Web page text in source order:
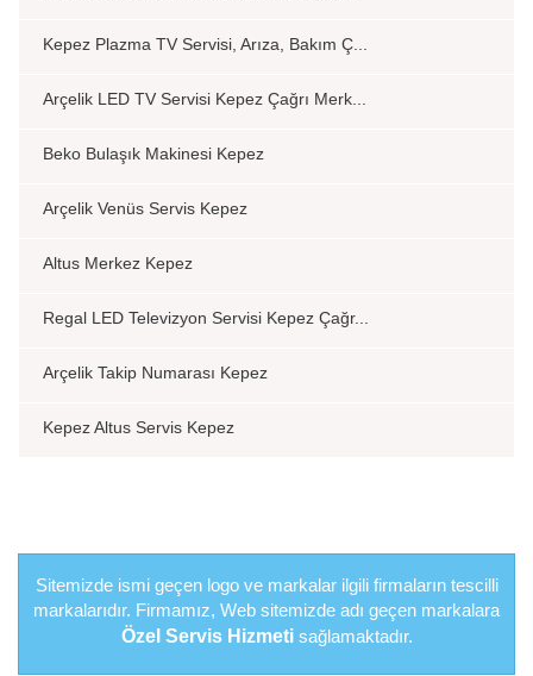
Kepez Plazma TV Servisi, Arıza, Bakım Ç...
Arçelik LED TV Servisi Kepez Çağrı Merk...
Beko Bulaşık Makinesi Kepez
Arçelik Venüs Servis Kepez
Altus Merkez Kepez
Regal LED Televizyon Servisi Kepez Çağr...
Arçelik Takip Numarası Kepez
Kepez Altus Servis Kepez
Sitemizde ismi geçen logo ve markalar ilgili firmaların tescilli
markalarıdır. Firmamız, Web sitemizde adı geçen markalara
Özel Servis Hizmetisağlamaktadır.